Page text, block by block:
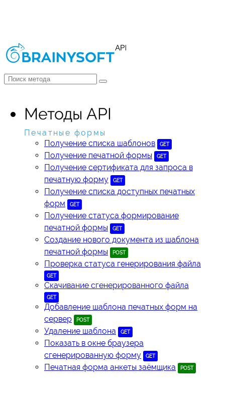
Методы API
Печатные формы
Получение списка шаблонов
GET
Получение печатной формы GET
Получение сертификата для запроса в
печатную форму
GET
Получение списка доступных печатных
форм
GET
Получение статуса формирование
печатной формы
GET
Создание нового документа из шаблона
печатной формы
POST
Проверка статуса генерирования файла
GET
Скачивание сгенерированного файла
GET
Добавление шаблона печатных форм на
сервер
POST
Удаление шаблона GET
Показать в окне браузера
сгенерированную форму
GET
Печатная форма анкеты заёмщика POST